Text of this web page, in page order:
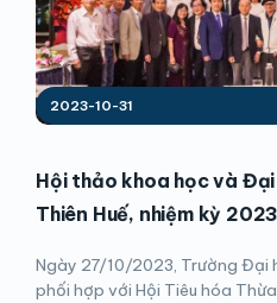
2023-10-31
Hội thảo khoa học và
Thiên Huế, nhiệm kỳ
Ngày 27/10/2023, Trường Đại
phối hợp với Hội Tiêu hóa